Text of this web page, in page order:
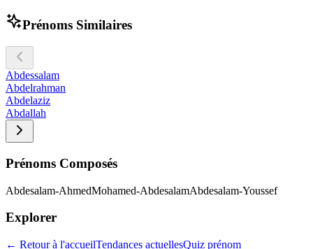
Prénoms Similaires
Abdessalam
Abdelrahman
Abdelaziz
Abdallah
Prénoms Composés
Abdesalam-AhmedMohamed-AbdesalamAbdesalam-Youssef
Explorer
← Retour à l'accueilTendances actuellesQuiz prénom